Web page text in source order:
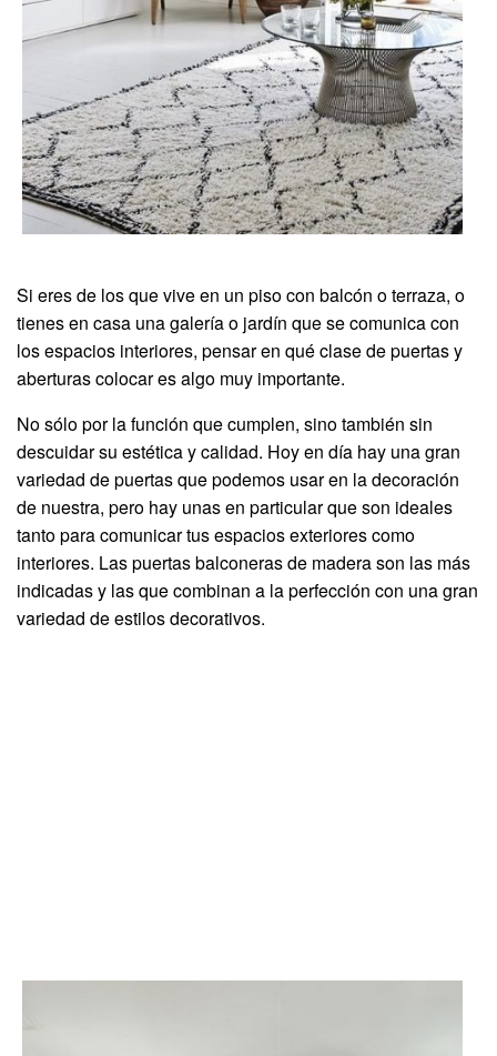
Si eres de los que vive en un piso con balcón o terraza, o
tienes en casa una galería o jardín que se comunica con
los espacios interiores, pensar en qué clase de puertas y
aberturas colocar es algo muy importante.
No sólo por la función que cumplen, sino también sin
descuidar su estética y calidad. Hoy en día hay una gran
variedad de puertas que podemos usar en la decoración
de nuestra, pero hay unas en particular que son ideales
tanto para comunicar tus espacios exteriores como
interiores. Las puertas balconeras de madera son las más
indicadas y las que combinan a la perfección con una gran
variedad de estilos decorativos.